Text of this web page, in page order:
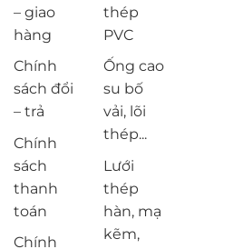
– giao
hàng
Chính
sách đổi
– trả
Chính
sách
thanh
toán
Chính
thép
PVC
Ống cao
su bố
vải, lõi
thép...
Lưới
thép
hàn, mạ
kẽm,